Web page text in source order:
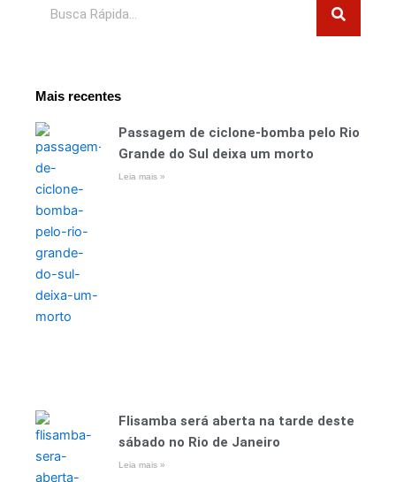
Mais recentes
Passagem de ciclone-bomba pelo Rio
Grande do Sul deixa um morto
Leia mais »
Flisamba será aberta na tarde deste
sábado no Rio de Janeiro
Leia mais »